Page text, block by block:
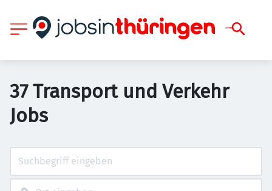
37 Transport und Verkehr
Jobs